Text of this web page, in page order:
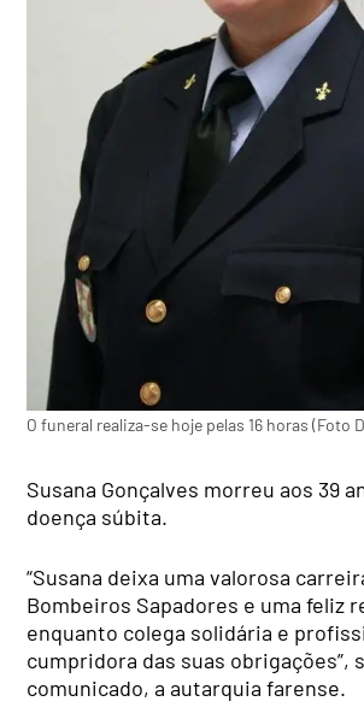
O funeral realiza-se hoje pelas 16 horas (Foto
Susana Gonçalves morreu aos 39
doença súbita.
“Susana deixa uma valorosa
Bombeiros Sapadores e uma feliz
enquanto colega solidária e
cumpridora das suas obrigações”,
comunicado, a autarquia farense.